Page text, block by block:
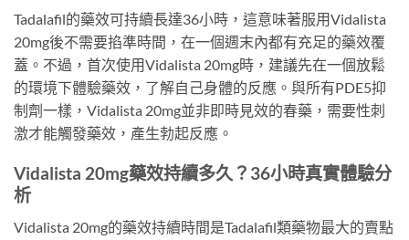
Tadalafil的藥效可持續長達36小時，這意味著服用Vidalista
20mg後不需要掐準時間，在一個週末內都有充足的藥效覆
蓋。不過，首次使用Vidalista 20mg時，建議先在一個放鬆
的環境下體驗藥效，了解自己身體的反應。與所有PDE5抑
制劑一樣，Vidalista 20mg並非即時見效的春藥，需要性刺
激才能觸發藥效，產生勃起反應。
Vidalista 20mg藥效持續多久？36小時真實體驗分
析
Vidalista 20mg的藥效持續時間是Tadalafil類藥物最大的賣點